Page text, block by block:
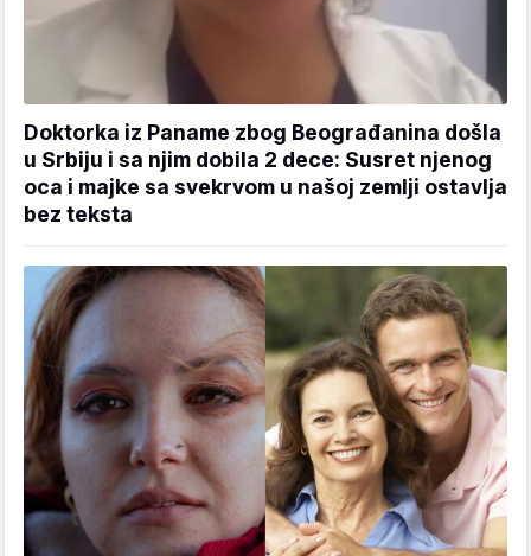
Doktorka iz Paname zbog Beograđanina došla
u Srbiju i sa njim dobila 2 dece: Susret njenog
oca i majke sa svekrvom u našoj zemlji ostavlja
bez teksta